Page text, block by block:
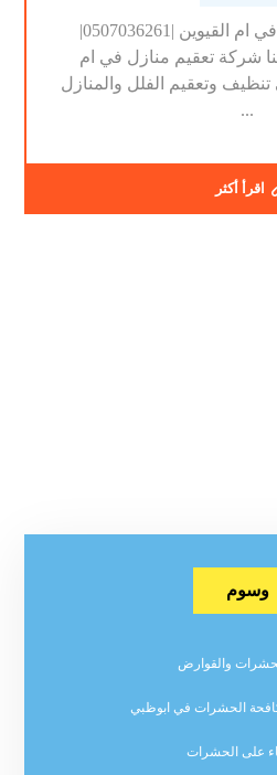
شركة تعقيم منازل في ام القيوين |0507036261|
شركة تعقيم منازل في ام
وتعقيم الفلل والمنازل
...
اقرأ أكثر
وسوم
والقوارض
الحشرات في ابوظبي
على الحشرات